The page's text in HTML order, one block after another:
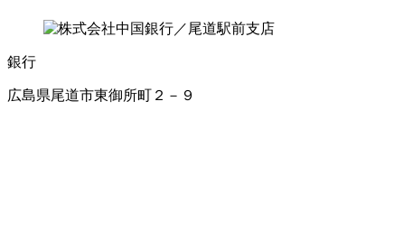
銀行
広島県尾道市東御所町２－９